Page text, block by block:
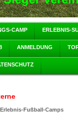
CAMP ERLEBNIS-
ANMELDUNG
Fußball-Camps